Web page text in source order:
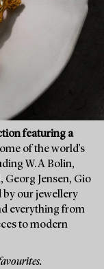
featuring a
of the world’s
W.A Bolin,
Jensen, Gio
by our jewellery
everything from
to modern